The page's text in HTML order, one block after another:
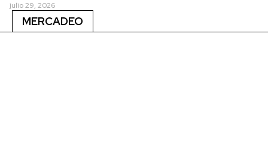
julio 29, 2026
MERCADEO